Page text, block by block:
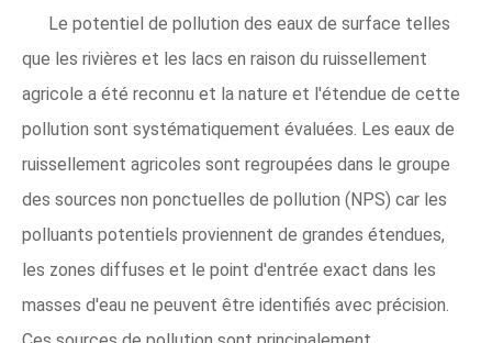
Le potentiel de pollution des eaux de surface telles
que les rivières et les lacs en raison du ruissellement
agricole a été reconnu et la nature et l'étendue de cette
pollution sont systématiquement évaluées. Les eaux de
ruissellement agricoles sont regroupées dans le groupe
des sources non ponctuelles de pollution (NPS) car les
polluants potentiels proviennent de grandes étendues,
les zones diffuses et le point d'entrée exact dans les
masses d'eau ne peuvent être identifiés avec précision.